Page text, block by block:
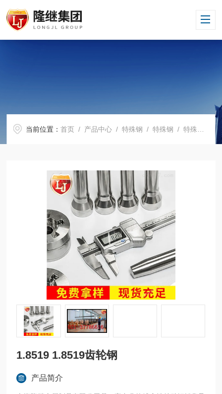
当前位置：首页 / 产品中心 /特殊钢 /特殊钢 / 特殊钢1.8519 1.8519齿轮钢
1.8519 1.8519齿轮钢
产品简介